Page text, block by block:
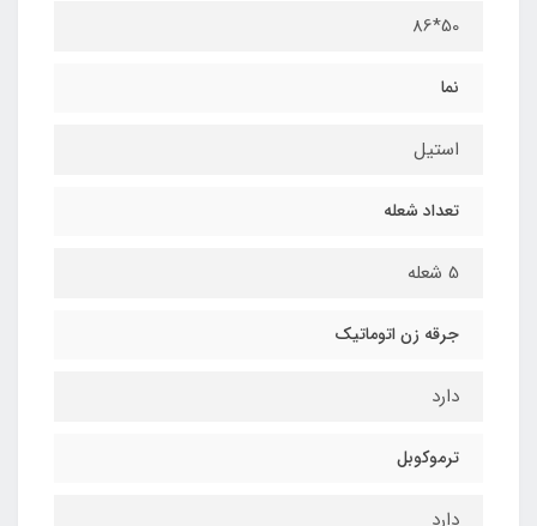
50*86
نما
استیل
تعداد شعله
5 شعله
جرقه زن اتوماتیک
دارد
ترموکوبل
دارد